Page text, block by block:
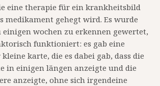
eine therapie für ein krankheitsbild
medikament gehegt wird. Es wurde
wochen zu erkennen gewertet,
funktioniert: es gab eine
karte, die es dabei gab, dass die
in einigen längen anzeigte und die
anzeigte, ohne sich irgendeine